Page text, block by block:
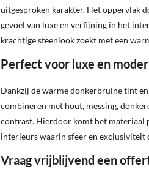
uitgesproken karakter. Het oppervlak
gevoel van luxe en verfijning in het
krachtige steenlook zoekt met een
Perfect voor luxe en
Dankzij de warme donkerbruine tint
combineren met hout, messing,
contrast. Hierdoor komt het materiaal
interieurs waarin sfeer en exclusiviteit
Vraag vrijblijvend een